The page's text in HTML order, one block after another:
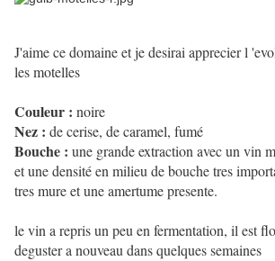
J'aime ce domaine et je desirai apprecier l
les motelles
Couleur : noire
Nez : de cerise, de caramel, fumé
Bouche : une grande extraction avec un vin
et une densité en milieu de bouche tres
tres mure et une amertume presente.
le vin a repris un peu en fermentation, il est
deguster a nouveau dans quelques semaines